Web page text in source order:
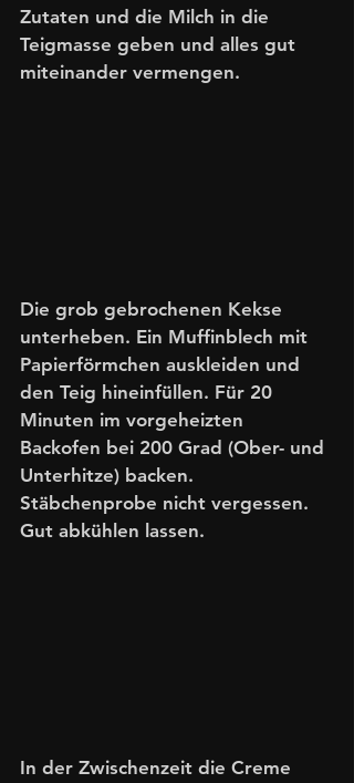
Zutaten und die Milch in die
Teigmasse geben und alles gut
miteinander vermengen.
Die grob gebrochenen Kekse
unterheben. Ein Muffinblech mit
Papierförmchen auskleiden und
den Teig hineinfüllen. Für 20
Minuten im vorgeheizten
Backofen bei 200 Grad (Ober- und
Unterhitze) backen.
Stäbchenprobe nicht vergessen.
Gut abkühlen lassen.
In der Zwischenzeit die Creme